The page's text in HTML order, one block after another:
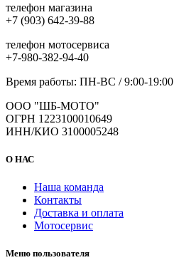
телефон магазина
+7 (903) 642-39-88
телефон мотосервиса
+7-980-382-94-40
Время работы: ПН-ВС / 9:00-19:00
ООО "ШБ-МОТО"
ОГРН 1223100010649
ИНН/КИО 3100005248
О НАС
Наша команда
Контакты
Доставка и оплата
Мотосервис
Меню пользователя